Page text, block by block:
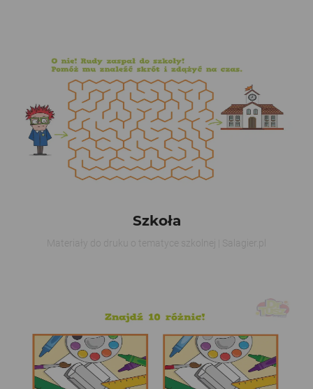
Szkoła
Materiały do druku o tematyce szkolnej | Salagier.pl